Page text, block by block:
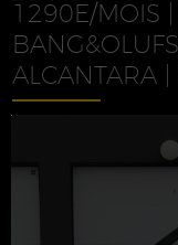
1290E/MOIS |
ALCANTARA |